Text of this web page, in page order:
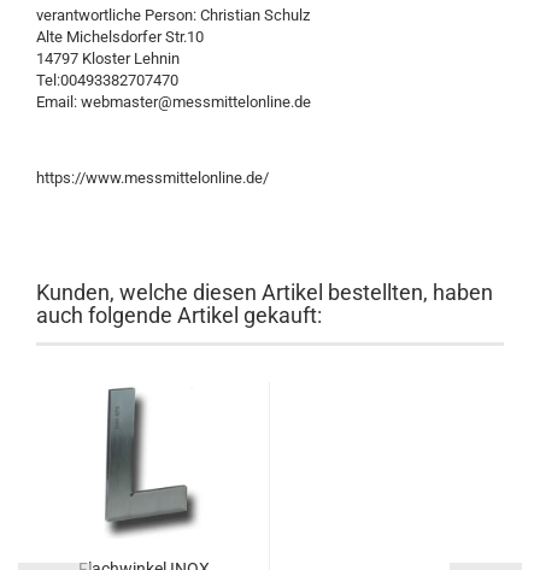
verantwortliche Person: Christian Schulz
Alte Michelsdorfer Str.10
14797 Kloster Lehnin
Tel:00493382707470
Email: webmaster@messmittelonline.de
https://www.messmittelonline.de/
Kunden, welche diesen Artikel bestellten, haben
auch folgende Artikel gekauft: